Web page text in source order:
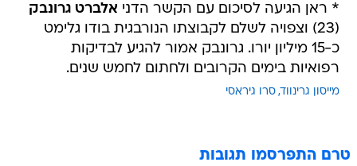
* ראן הגיעה לסיכום עם הקשר הדני אלברט גרונבק
(23) וצפויה לשלם לקבוצתו הנורבגית בודו גלימט
כ-15 מיליון יורו. גרונבק אמור להגיע לבדיקות
רפואיות בימים הקרובים ולחתום לחמש שנים.
מייסון גרינווד סרו גיראסי
טרם התפרסמו תגובות